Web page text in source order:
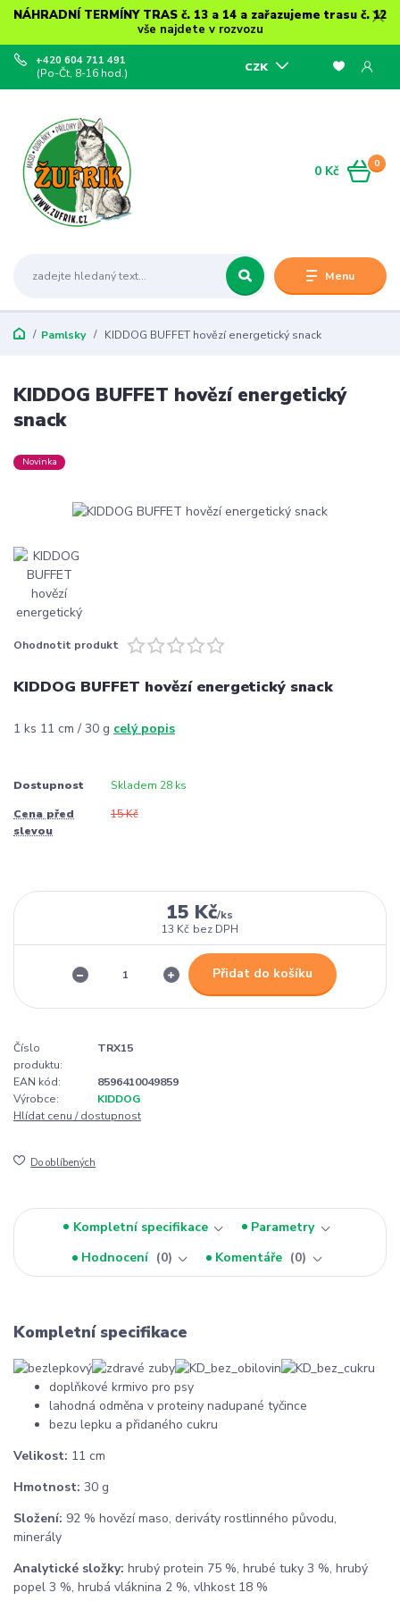
NÁHRADNÍ TERMÍNY TRAS č. 13 a 14 a zařazujeme trasu č. 12
vše najdete v rozvozu
Menu
CZK
+420 604 711 491
(Po-Čt, 8-16 hod.)
0
0 Kč
Pamlsky KIDDOG BUFFET hovězí energetický snack
KIDDOG BUFFET hovězí energetický
snack
Novinka
Ohodnotit produkt
KIDDOG BUFFET hovězí energetický snack
1 ks 11 cm / 30 g celý popis
Dostupnost Skladem 28 ks
Cena před
slevou
15 Kč
15 Kč/ks
13 Kč bez DPH
Přidat do košíku
Číslo
produktu:
TRX15
EAN kód:
8596410049859
Výrobce:
KIDDOG
Hlídat cenu / dostupnost
Do oblíbených
Kompletní specifikace
Parametry
Hodnocení
0 Komentáře 0
Kompletní specifikace
doplňkové krmivo pro psy
lahodná odměna v proteiny nadupané tyčince
bezu lepku a přidaného cukru
Velikost: 11 cm
Hmotnost: 30 g
Složení: 92 % hovězí maso, deriváty rostlinného původu,
minerály
Analytické složky: hrubý protein 75 %, hrubé tuky 3 %, hrubý
popel 3 %, hrubá vláknina 2 %, vlhkost 18 %